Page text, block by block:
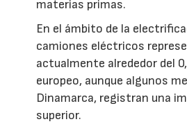
materias primas.
En el ámbito de la
camiones eléctricos
actualmente alrededor del
europeo, aunque algunos
Dinamarca, registran una
superior.